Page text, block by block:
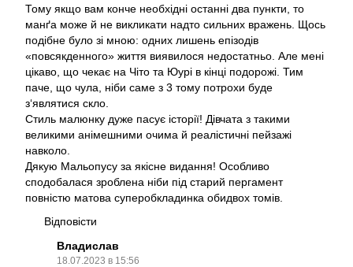
Тому якщо вам конче необхідні останні два пункти, то
манґа може й не викликати надто сильних вражень. Щось
подібне було зі мною: одних лишень епізодів
«повсякденного» життя виявилося недостатньо. Але мені
цікаво, що чекає на Чіто та Юурі в кінці подорожі. Тим
паче, що чула, ніби саме з 3 тому потрохи буде
з‘являтися скло.
Стиль малюнку дуже пасує історії! Дівчата з такими
великими анімешними очима й реалістичні пейзажі
навколо.
Дякую Мальопусу за якісне видання! Особливо
сподобалася зроблена ніби під старий пергамент
повністю матова суперобкладинка обидвох томів.
Відповісти
Владислав
18.07.2023 в 15:56